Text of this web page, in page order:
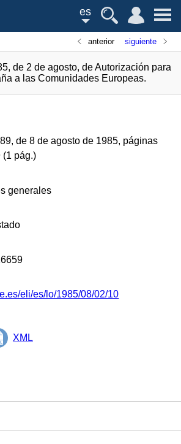
es
anterior siguiente
de 2 de agosto, de Autorización para
a las Comunidades Europeas.
de 8 de agosto de 1985, páginas
(1 pág.)
generales
eli/es/lo/1985/08/02/10
XML